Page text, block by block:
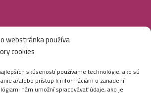
webstránka používa
cookies
skúseností používame technológie, ako sú
a/alebo prístup k informáciám o zariadení.
nám umožní spracovávať údaje, ako je